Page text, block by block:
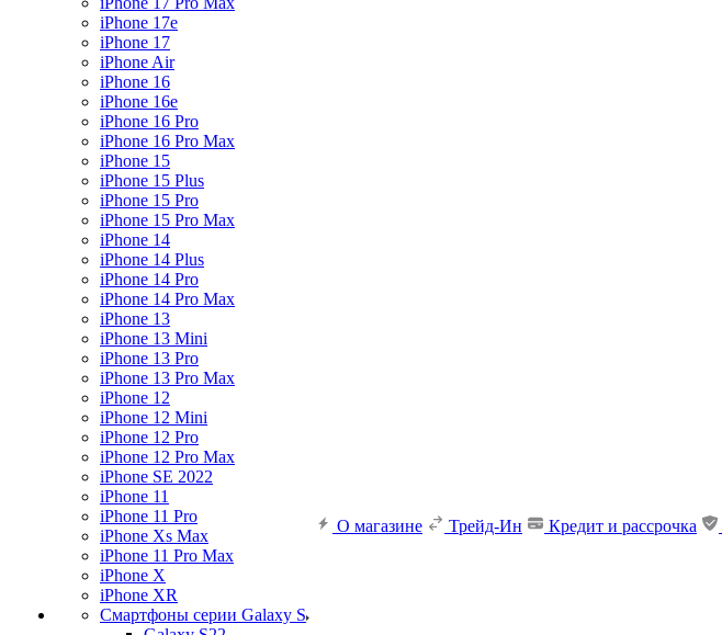
iPhone 17e
iPhone 17
iPhone Air
iPhone 16
iPhone 16e
iPhone 16 Pro
iPhone 16 Pro Max
iPhone 15
iPhone 15 Plus
iPhone 15 Pro
iPhone 15 Pro Max
iPhone 14
iPhone 14 Plus
iPhone 14 Pro
iPhone 14 Pro Max
iPhone 13
iPhone 13 Mini
iPhone 13 Pro
iPhone 13 Pro Max
iPhone 12
iPhone 12 Mini
iPhone 12 Pro
iPhone 12 Pro Max
iPhone SE 2022
iPhone 11
iPhone 11 Pro
iPhone Xs Max
iPhone 11 Pro Max
iPhone X
iPhone XR
Смартфоны серии Galaxy S
О магазине Трейд-Ин Кредит и рассрочка